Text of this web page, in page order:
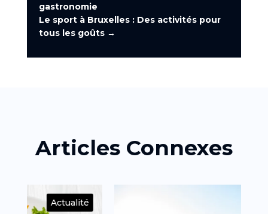
gastronomie
Le sport à Bruxelles : Des activités pour
tous les goûts→
Articles Connexes